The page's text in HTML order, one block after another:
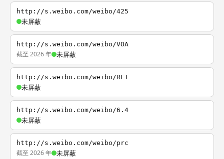
http://s.weibo.com/weibo/425
未屏蔽
http://s.weibo.com/weibo/VOA
截至 2026 年 未屏蔽
http://s.weibo.com/weibo/RFI
未屏蔽
http://s.weibo.com/weibo/6.4
未屏蔽
http://s.weibo.com/weibo/prc
截至 2026 年 未屏蔽